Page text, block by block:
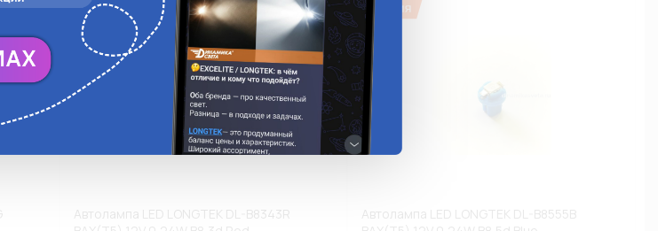
Автолампа LED LONGTEK DL-B8343R
Автолампа LED LONGTEK DL-B8555B